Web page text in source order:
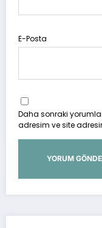
E-Posta
Daha sonraki
adresim ve site